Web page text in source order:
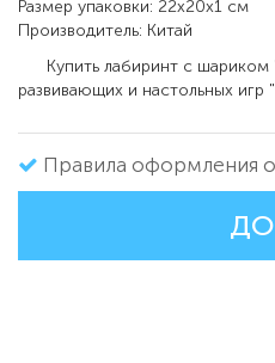
Размер упаковки: 22х20х1 см
Производитель: Китай
Купить лабиринт с шариком
развивающих и настольных игр
Правила оформления